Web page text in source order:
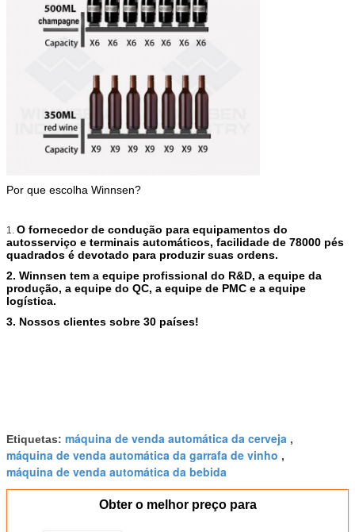
Por que escolha Winnsen?
1. O fornecedor de condução para equipamentos do
autosserviço e terminais automáticos, facilidade de 78000 pés
quadrados é devotado para produzir suas ordens.
2. Winnsen tem a equipe profissional do R&D, a equipe da
produção, a equipe do QC, a equipe de PMC e a equipe
logística.
3. Nossos clientes sobre 30 países!
Etiquetas: máquina de venda automática da cerveja ,
máquina de venda automática da garrafa de vinho ,
máquina de venda automática da bebida
Obter o melhor preço para